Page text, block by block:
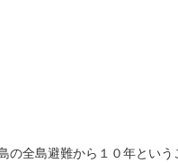
の全島避難から１０年という